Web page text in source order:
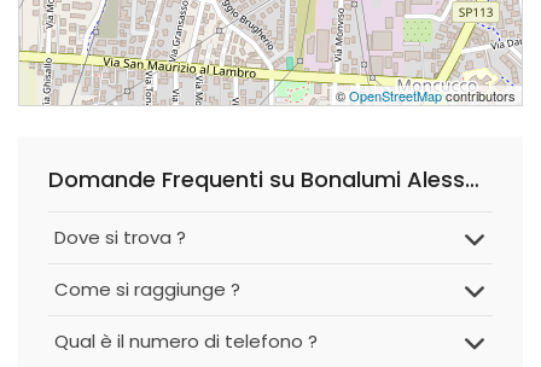
©OpenStreetMapcontributors
Domande Frequenti su Bonalumi Alessandro
Dove si trova ?
Come si raggiunge ?
Qual è il numero di telefono ?